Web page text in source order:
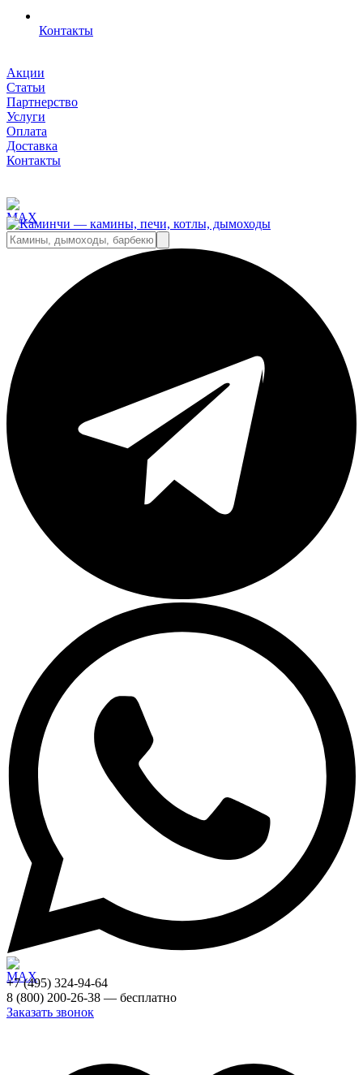
Контакты
Акции
Статьи
Партнерство
Услуги
Оплата
Доставка
Контакты
+7 (495) 324-94-64
8 (800) 200-26-38 — бесплатно
Заказать звонок